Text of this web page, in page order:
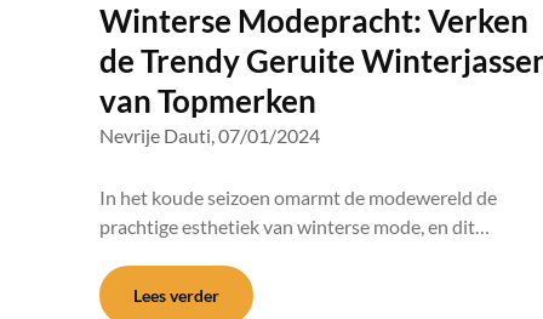
Winterse Modepracht: Verken
de Trendy Geruite
van Topmerken
Nevrije Dauti,07/01/2024
In het koude seizoen omarmt de modewereld de
prachtige esthetiek van winterse mode, en dit…
Lees verder